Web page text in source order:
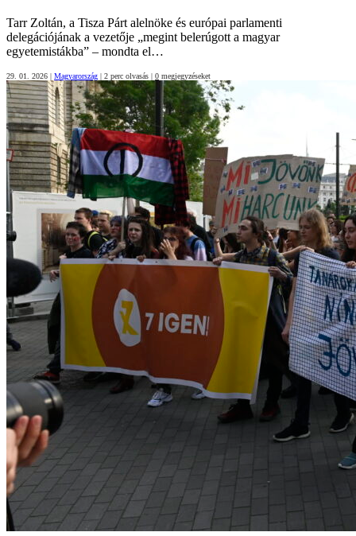
Tarr Zoltán, a Tisza Párt alelnöke és európai parlamenti
delegációjának a vezetője „megint belerúgott a magyar
egyetemistákba” – mondta el…
29. 01. 2026 | Magyarország | 2 perc olvasás | 0 megjegyzéseket